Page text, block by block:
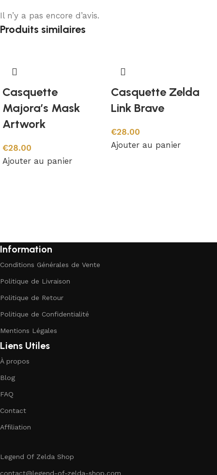
Il n’y a pas encore d’avis.
Produits similaires
Casquette
Majora’s Mask
Artwork
€28.00
Ajouter au panier
Casquette Zelda
Link Brave
€28.00
Ajouter au panier
Information
Conditions Générales de Vente
Politique de Livraison
Politique de Retour
Politique de Confidentialité
Mentions Légales
Liens Utiles
À propos
Blog
FAQ
Contact
Affiliation
Legend Of Zelda Shop
contact@legend-of-zelda-shop.com